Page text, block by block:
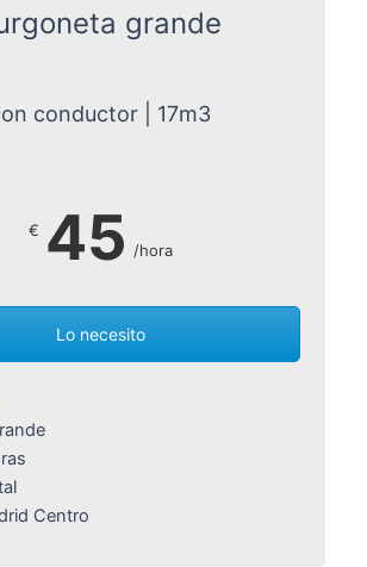
grande
conductor | 17m3
€ 45 /hora
Lo necesito
Centro